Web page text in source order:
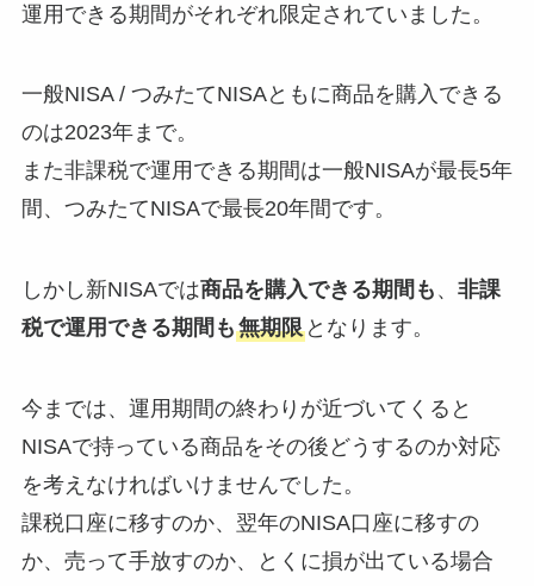
運用できる期間がそれぞれ限定されていました。
一般NISA / つみたてNISAともに商品を購入できる
のは2023年まで。
また非課税で運用できる期間は一般NISAが最長5年
間、つみたてNISAで最長20年間です。
しかし新NISAでは商品を購入できる期間も 、 非課
税で運用できる期間も無期限となります。
今までは、運用期間の終わりが近づいてくると
NISAで持っている商品をその後どうするのか対応
を考えなければいけませんでした。
課税口座に移すのか、翌年のNISA口座に移すの
か、売って手放すのか、とくに損が出ている場合